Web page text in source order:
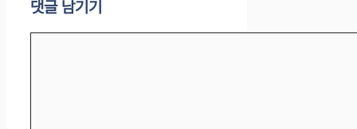
댓글 남기기